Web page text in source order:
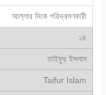
আল্লার দিকে পরিভ্রমণকারী
১৪
তাইফুর ইসলাম
Taifur Islam